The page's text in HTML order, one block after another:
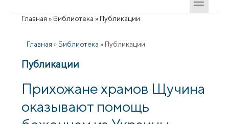
Главная » Библиотека » Публикации
Главная » Библиотека » Публикации
Публикации
Прихожане храмов Щучина
оказывают помощь